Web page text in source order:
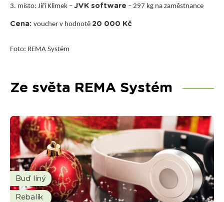
3. místo: Jiří Klimek – JVK software – 297 kg na zaměstnance
Cena: voucher v hodnotě 20 000 Kč
Foto: REMA Systém
Ze světa REMA Systém
Buď líný
Rebalík